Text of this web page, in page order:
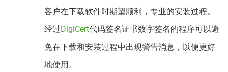
客户在下载软件时期望顺利，专业的安装过程。
经过DigiCert代码签名证书数字签名的程序可以避
免在下载和安装过程中出现警告消息，以便更好
地使用。